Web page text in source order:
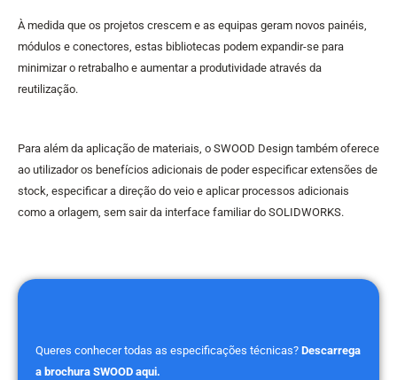
À medida que os projetos crescem e as equipas geram novos painéis,
módulos e conectores, estas bibliotecas podem expandir-se para
minimizar o retrabalho e aumentar a produtividade através da
reutilização.
Para além da aplicação de materiais, o SWOOD Design também oferece
ao utilizador os benefícios adicionais de poder especificar extensões de
stock, especificar a direção do veio e aplicar processos adicionais
como a orlagem, sem sair da interface familiar do SOLIDWORKS.
Queres conhecer todas as especificações técnicas? Descarrega
a brochura SWOOD aqui.